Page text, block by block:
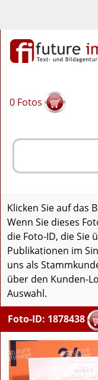
0 Fotos
Klicken Sie auf das
Wenn Sie dieses
die Foto-ID, die Sie
Publikationen im
uns als
über den Kunden-
Auswahl.
Foto-ID: 1878438